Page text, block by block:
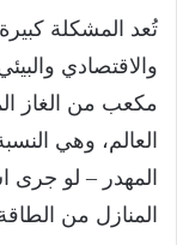
تُعد المشكلة
مكعب من الغاز
المهدر – لو جرى
المنازل من